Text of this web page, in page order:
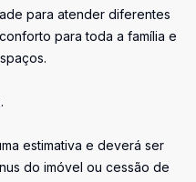
para atender diferentes
para toda a família e
estimativa e deverá ser
do imóvel ou cessão de